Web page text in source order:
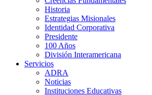
Historia
Estrategias Misionales
Identidad Corporativa
Presidente
100 Años
División Interamericana
Servicios
ADRA
Noticias
Instituciones Educativas